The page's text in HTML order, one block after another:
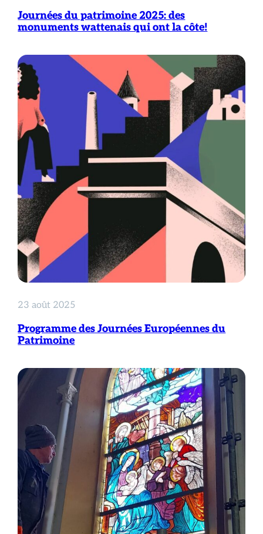
Journées du patrimoine 2025: des
monuments wattenais qui ont la côte!
23 août 2025
Programme des Journées Européennes du
Patrimoine